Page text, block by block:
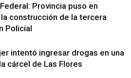
Provincia puso en
construcción de la tercera
Policial
intentó ingresar drogas en una
cárcel de Las Flores